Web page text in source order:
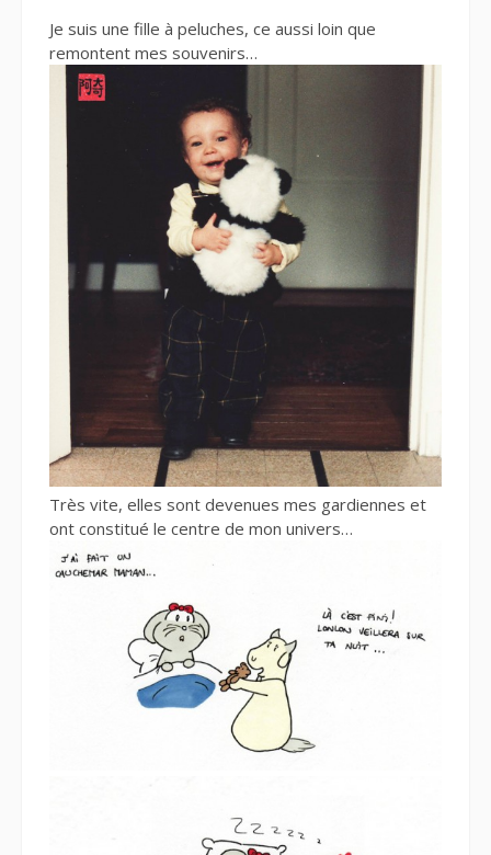
Je suis une fille à peluches, ce aussi loin que
remontent mes souvenirs…
Très vite, elles sont devenues mes gardiennes et
ont constitué le centre de mon univers…